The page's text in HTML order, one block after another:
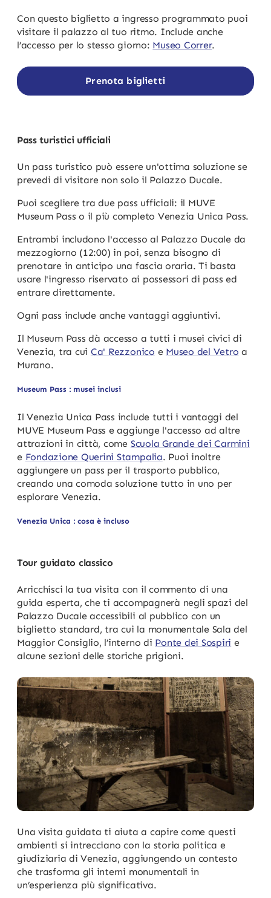
Con questo biglietto a ingresso programmato puoi
visitare il palazzo al tuo ritmo. Include anche
l’accesso per lo stesso giorno: Museo Correr.
Prenota biglietti
Pass turistici ufficiali
Un pass turistico può essere un'ottima soluzione se
prevedi di visitare non solo il Palazzo Ducale.
Puoi scegliere tra due pass ufficiali: il MUVE
Museum Pass o il più completo Venezia Unica Pass.
Entrambi includono l'accesso al Palazzo Ducale da
mezzogiorno (12:00) in poi, senza bisogno di
prenotare in anticipo una fascia oraria. Ti basta
usare l'ingresso riservato ai possessori di pass ed
entrare direttamente.
Ogni pass include anche vantaggi aggiuntivi.
Il Museum Pass dà accesso a tutti i musei civici di
Venezia, tra cui Ca' Rezzonico e Museo del Vetro a
Murano.
Museum Pass : musei inclusi
Il Venezia Unica Pass include tutti i vantaggi del
MUVE Museum Pass e aggiunge l'accesso ad altre
attrazioni in città, come Scuola Grande dei Carmini
e Fondazione Querini Stampalia. Puoi inoltre
aggiungere un pass per il trasporto pubblico,
creando una comoda soluzione tutto in uno per
esplorare Venezia.
Venezia Unica : cosa è incluso
Tour guidato classico
Arricchisci la tua visita con il commento di una
guida esperta, che ti accompagnerà negli spazi del
Palazzo Ducale accessibili al pubblico con un
biglietto standard, tra cui la monumentale Sala del
Maggior Consiglio, l’interno di Ponte dei Sospiri e
alcune sezioni delle storiche prigioni.
Una visita guidata ti aiuta a capire come questi
ambienti si intrecciano con la storia politica e
giudiziaria di Venezia, aggiungendo un contesto
che trasforma gli interni monumentali in
un’esperienza più significativa.